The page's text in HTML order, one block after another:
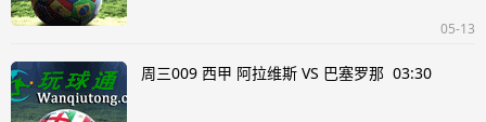
05-13
周三009 西甲 阿拉维斯 VS 巴塞罗那 03:30